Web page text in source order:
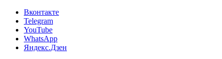
Вконтакте
Telegram
YouTube
WhatsApp
Яндекс.Дзен